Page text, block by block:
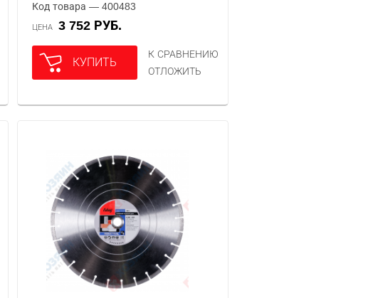
Код товара — 400483
ЦЕНА 3 752 РУБ.
КУПИТЬ
К СРАВНЕНИЮ
ОТЛОЖИТЬ